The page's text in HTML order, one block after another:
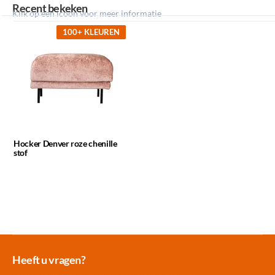
Klik op een icoon voor meer informatie
Recent bekeken
Hocker Denver roze chenille
stof
100+ KLEUREN
Meer dan 30.000
Heeft u vragen?